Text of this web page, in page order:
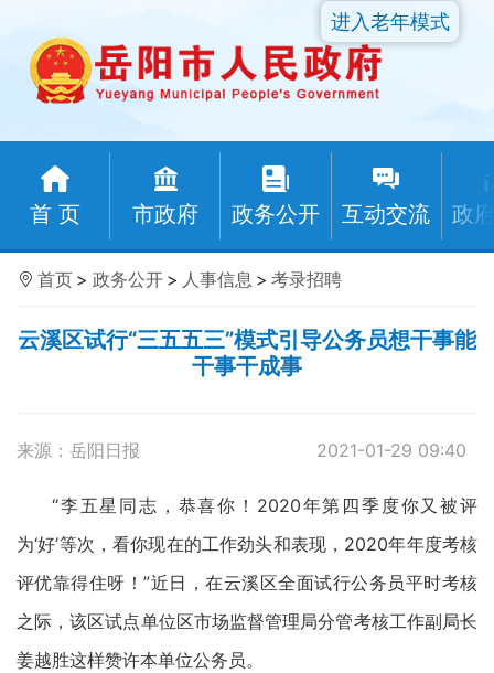
首 页 市政府 政务公开 互动交流 政
进入老年模式
首页 > 政务公开 > 人事信息 > 考录招聘
云溪区试行“三五五三”模式引导公务员想干事能
干事干成事
来源：岳阳日报 2021-01-29 09:40
“李五星同志，恭喜你！2020年第四季度你又被评
为‘好’等次，看你现在的工作劲头和表现，2020年年度考核
评优靠得住呀！”近日，在云溪区全面试行公务员平时考核
之际，该区试点单位区市场监督管理局分管考核工作副局长
姜越胜这样赞许本单位公务员。